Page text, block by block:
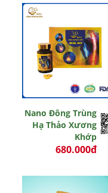
Nano Đông Trùng
Hạ Thảo Xương
Khớp
680.000đ